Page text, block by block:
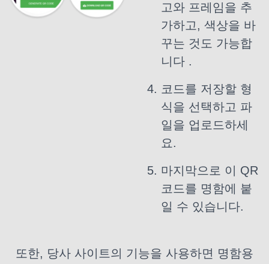
고와 프레임을 추
가하고, 색상을 바
꾸는 것도 가능합
니다 .
코드를 저장할 형
식을 선택하고 파
일을 업로드하세
요.
마지막으로 이 QR
코드를 명함에 붙
일 수 있습니다.
또한, 당사 사이트의 기능을 사용하면 명함용